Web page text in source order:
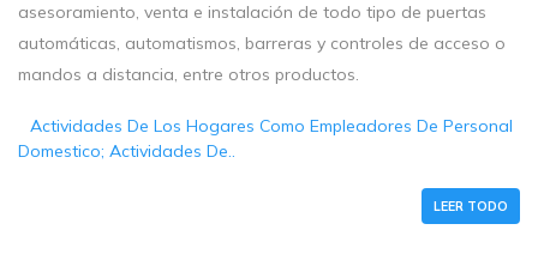
asesoramiento, venta e instalación de todo tipo de puertas
automáticas, automatismos, barreras y controles de acceso o
mandos a distancia, entre otros productos.
Actividades De Los Hogares Como Empleadores De Personal
Domestico; Actividades De..
LEER TODO